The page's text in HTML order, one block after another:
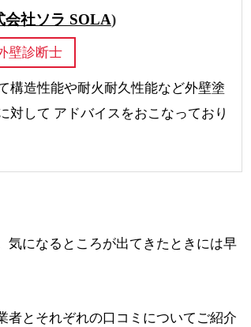
会社ソラ SOLA)
壁診断士
構造性能や耐火耐久性能など外壁塗
対して アドバイスをおこなっており
気になるところが出てきたときには早
者とそれぞれの口コミについてご紹介